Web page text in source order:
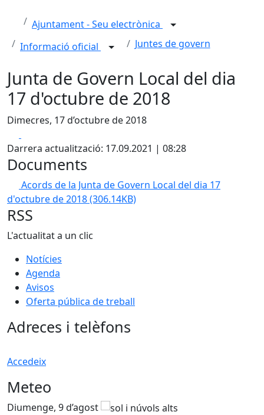
Ajuntament - Seu electrònica
Informació oficial
Juntes de govern
Junta de Govern Local del dia
17 d'octubre de 2018
Dimecres, 17 d’octubre de 2018
Darrera actualització: 17.09.2021 | 08:28
Documents
Acords de la Junta de Govern Local del dia 17
d'octubre de 2018(306.14KB)
RSS
L'actualitat a un clic
Notícies
Agenda
Avisos
Oferta pública de treball
Adreces i telèfons
Accedeix
Meteo
Diumenge, 9 d’agost